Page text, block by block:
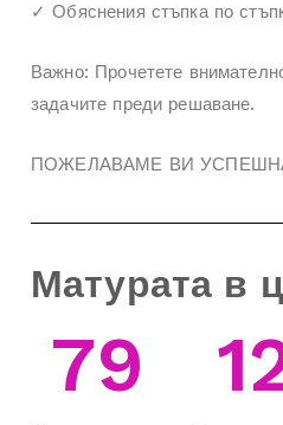
✓ Обяснения стъпка по
Важно: Прочетете
задачите преди решаване.
ПОЖЕЛАВАМЕ ВИ
Матурата в
79